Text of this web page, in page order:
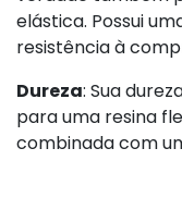
elástica. Possui
resistência à
Dureza: Sua
para uma resina
combinada com